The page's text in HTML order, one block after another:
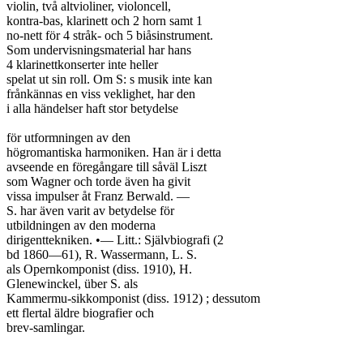
violin, två altvioliner, violoncell,
kontra-bas, klarinett och 2 horn samt 1
no-nett för 4 stråk- och 5 biåsinstrument.
Som undervisningsmaterial har hans
4 klarinettkonserter inte heller
spelat ut sin roll. Om S: s musik inte kan
frånkännas en viss veklighet, har den
i alla händelser haft stor betydelse
för utformningen av den
högromantiska harmoniken. Han är i detta
avseende en föregångare till såväl Liszt
som Wagner och torde även ha givit
vissa impulser åt Franz Berwald. —
S. har även varit av betydelse för
utbildningen av den moderna
dirigenttekniken. •— Litt.: Självbiografi (2
bd 1860—61), R. Wassermann, L. S.
als Opernkomponist (diss. 1910), H.
Glenewinckel, über S. als
Kammermu-sikkomponist (diss. 1912) ; dessutom
ett flertal äldre biografier och
brev-samlingar.